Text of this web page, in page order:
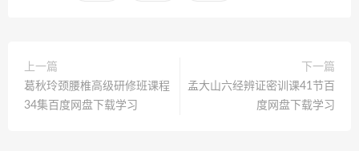
上一篇
葛秋玲颈腰椎高级研修班课程
34集百度网盘下载学习
下一篇
孟大山六经辨证密训课41节百
度网盘下载学习